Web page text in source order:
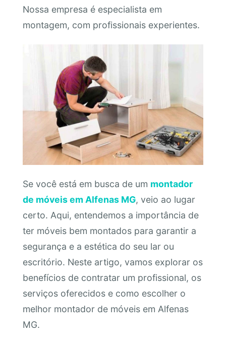
Nossa empresa é especialista em
montagem, com profissionais experientes.
Se você está em busca de um montador
de móveis em Alfenas MG, veio ao lugar
certo. Aqui, entendemos a importância de
ter móveis bem montados para garantir a
segurança e a estética do seu lar ou
escritório. Neste artigo, vamos explorar os
benefícios de contratar um profissional, os
serviços oferecidos e como escolher o
melhor montador de móveis em Alfenas
MG.